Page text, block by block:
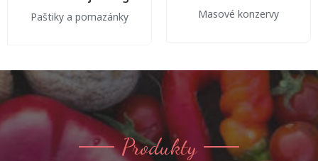
Paštiky a pomazánky Masové konzervy
Produkty